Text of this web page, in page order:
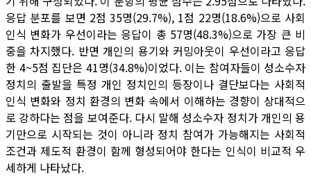
응답 분포를 보면 2점 35명(29.7%), 1점 22명(18.6%)으로 사회
인식 변화가 우선이라는 응답이 총 57명(48.3%)으로 가장 큰 비
중을 차지했다. 반면 개인의 용기와 커밍아웃이 우선이라고 응답
한 4~5점 집단은 41명(34.8%)이었다. 이는 참여자들이 성소수자
정치의 출발을 특정 개인 정치인의 등장이나 결단보다는 사회적
인식 변화와 정치 환경의 변화 속에서 이해하는 경향이 상대적으
로 강하다는 점을 보여준다. 다시 말해 성소수자 정치가 개인의 용
기만으로 시작되는 것이 아니라 정치 참여가 가능해지는 사회적
조건과 제도적 환경이 함께 형성되어야 한다는 인식이 비교적 우
세하게 나타났다.